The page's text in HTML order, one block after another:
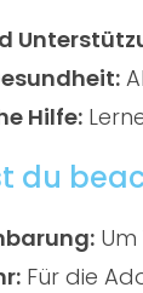
Hilfe:
du
Für die